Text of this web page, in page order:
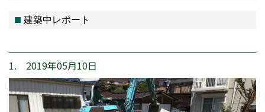
建築中レポート
1. 2019年05月10日